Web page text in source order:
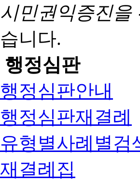
시민권익증진을
습니다.
행정심판
행정심판안내
행정심판재결례
유형별사례별검
재결례집